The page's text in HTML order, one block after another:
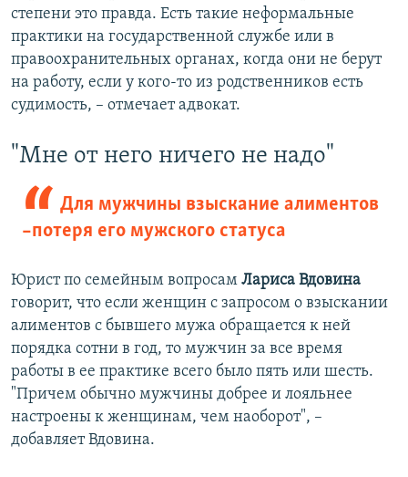
степени это правда. Есть такие неформальные
практики на государственной службе или в
правоохранительных органах, когда они не берут
на работу, если у кого-то из родственников есть
судимость, – отмечает адвокат.
"Мне от него ничего не надо"
Для мужчины взыскание алиментов
–потеря его мужского статуса
Юрист по семейным вопросам Лариса Вдовина
говорит, что если женщин с запросом о взыскании
алиментов с бывшего мужа обращается к ней
порядка сотни в год, то мужчин за все время
работы в ее практике всего было пять или шесть.
"Причем обычно мужчины добрее и лояльнее
настроены к женщинам, чем наоборот", –
добавляет Вдовина.